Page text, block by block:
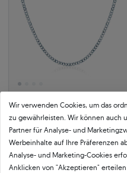
Kette SAVICKI 2,5 mm: Weißgold
585, Panzerkette
1.186 €
1.348 € Sie sparen 162 €
Wir verwenden Cookies, um das
zu gewährleisten. Wir können auch
Partner für Analyse- und
Werbeinhalte auf Ihre Präferenzen
Analyse- und Marketing-Cookies
Anklicken von "Akzeptieren"